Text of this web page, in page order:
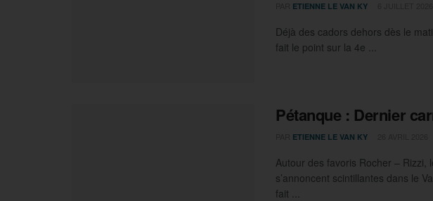
ETIENNE LE VAN KY
Déjà des cadors dehors dès le
fait le point sur la 4e ...
Pétanque : Dernier
ETIENNE LE VAN KY
Autour des favoris Rocher – Rizzi,
s’annoncent scintillantes dans le
fait ...